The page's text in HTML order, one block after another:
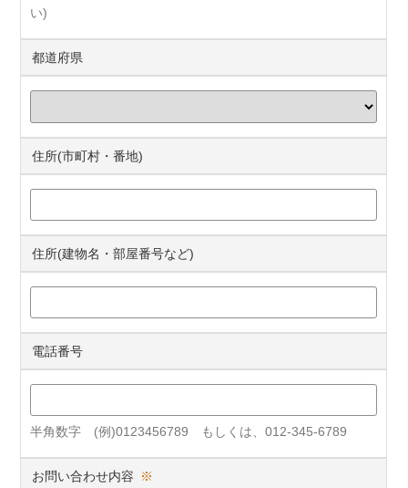
い)
都道府県
住所(市町村・番地)
住所(建物名・部屋番号など)
電話番号
半角数字 (例)0123456789 もしくは、012-345-6789
お問い合わせ内容 ※